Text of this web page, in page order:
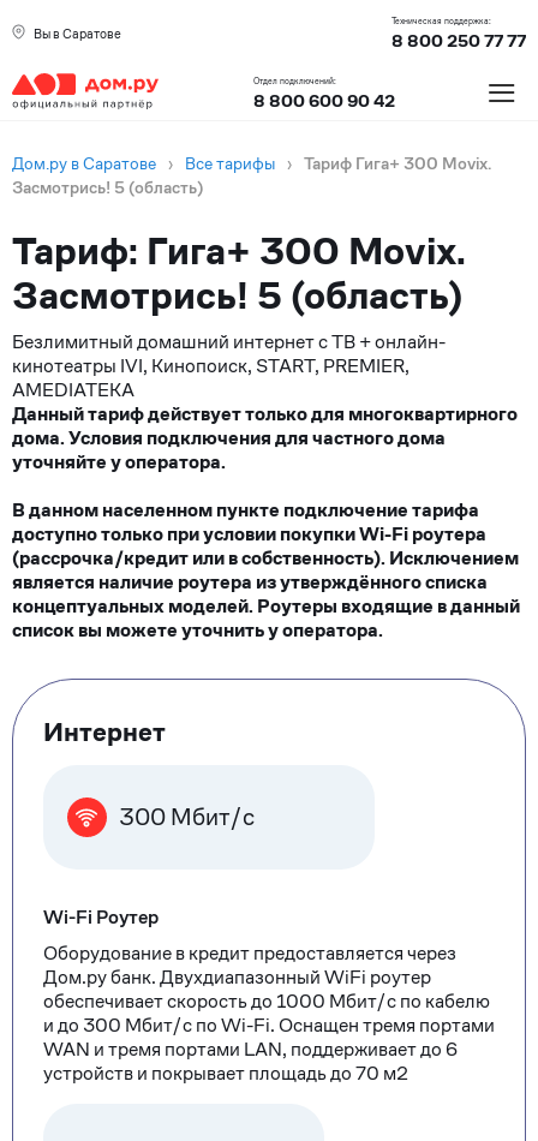
Вы в Саратове
Техническая поддержка:
8 800 250 77 77
Отдел подключений:
8 800 600 90 42 ≡
Дом.ру в Саратове › Все тарифы › Тариф Гига+ 300 Movix.
Засмотрись! 5 (область)
Тариф: Гига+ 300 Movix.
Засмотрись! 5 (область)
Безлимитный домашний интернет с ТВ + онлайн-
кинотеатры IVI, Кинопоиск, START, PREMIER,
AMEDIATEKA
Данный тариф действует только для многоквартирного
дома. Условия подключения для частного дома
уточняйте у оператора.
В данном населенном пункте подключение тарифа
доступно только при условии покупки Wi-Fi роутера
(рассрочка/кредит или в собственность). Исключением
является наличие роутера из утверждённого списка
концептуальных моделей. Роутеры входящие в данный
список вы можете уточнить у оператора.
Тарифные
опции
Интернет
300 Мбит/с
Wi-Fi Роутер
Оборудование в кредит предоставляется через
Дом.ру банк. Двухдиапазонный WiFi роутер
обеспечивает скорость до 1000 Мбит/с по кабелю
и до 300 Мбит/с по Wi-Fi. Оснащен тремя портами
WAN и тремя портами LAN, поддерживает до 6
устройств и покрывает площадь до 70 м2